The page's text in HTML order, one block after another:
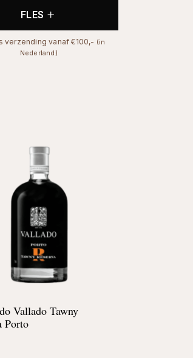
FLES
verzending vanaf €100,- (in
Nederland)
Vallado Tawny
Porto